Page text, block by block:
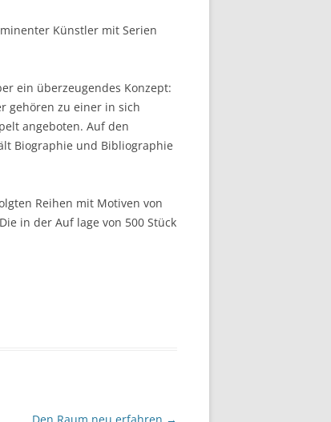
Künstler mit Serien
ein überzeugendes Konzept:
gehören zu einer in sich
angeboten. Auf den
Biographie und Bibliographie
Reihen mit Motiven von
in der Auf lage von 500 Stück